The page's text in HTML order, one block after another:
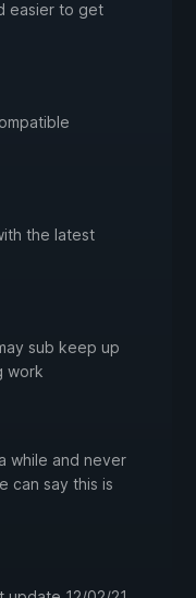
easier to get
the latest
sub keep up
work
while and never
can say this is